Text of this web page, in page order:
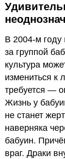
В 2004-м
за группой
культура
измениться к
требуется —
Жизнь у
не станет
наверняка
бабуин.
враг. Драки